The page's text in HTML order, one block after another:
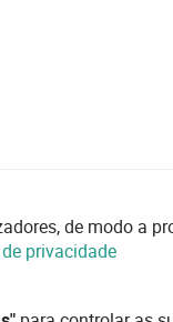
de modo a
privacidade